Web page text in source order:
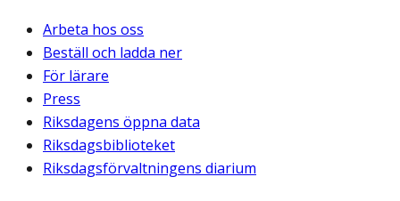
Arbeta hos oss
Beställ och ladda ner
För lärare
Press
Riksdagens öppna data
Riksdagsbiblioteket
Riksdagsförvaltningens diarium